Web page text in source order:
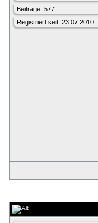
Beiträge: 577
Registriert seit: 23.07.2010